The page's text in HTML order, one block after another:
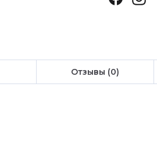
Отзывы (0)